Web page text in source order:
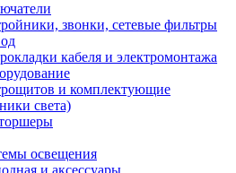
звонки, сетевые фильтры
кабеля и электромонтажа
и комплектующие
света)
освещения
и аксессуары